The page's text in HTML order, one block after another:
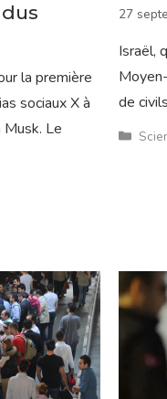
la première
sociaux X à
Musk. Le
27
Israël,
de